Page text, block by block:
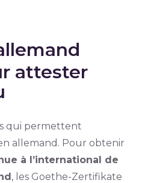
attester
qui permettent
allemand. Pour obtenir
à l’international de
, les Goethe-Zertifikate